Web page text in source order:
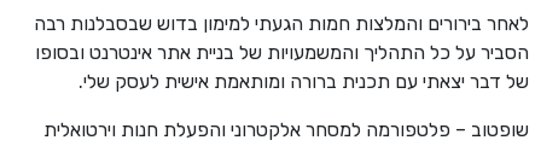
לאחר בירורים והמלצות חמות הגעתי למימון בדוש שבסבלנות רבה
הסביר על כל התהליך והמשמעויות של בניית אתר אינטרנט ובסופו
של דבר יצאתי עם תכנית ברורה ומותאמת אישית לעסק שלי.
שופטוב – פלטפורמה למסחר אלקטרוני והפעלת חנות וירטואלית